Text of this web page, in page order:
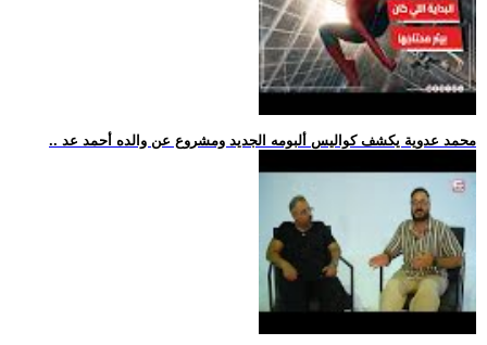
.. محمد عدوية يكشف كواليس ألبومه الجديد ومشروع عن والده أحمد عد